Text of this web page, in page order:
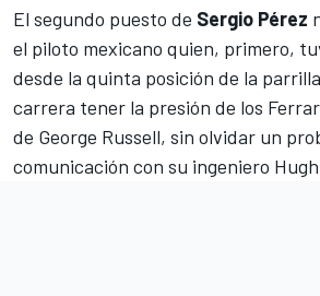
El segundo puesto de Sergio Pérez
el piloto mexicano quien, primero,
desde la quinta posición de la
carrera tener la presión de los
de George Russell, sin olvidar un
comunicación con su ingeniero